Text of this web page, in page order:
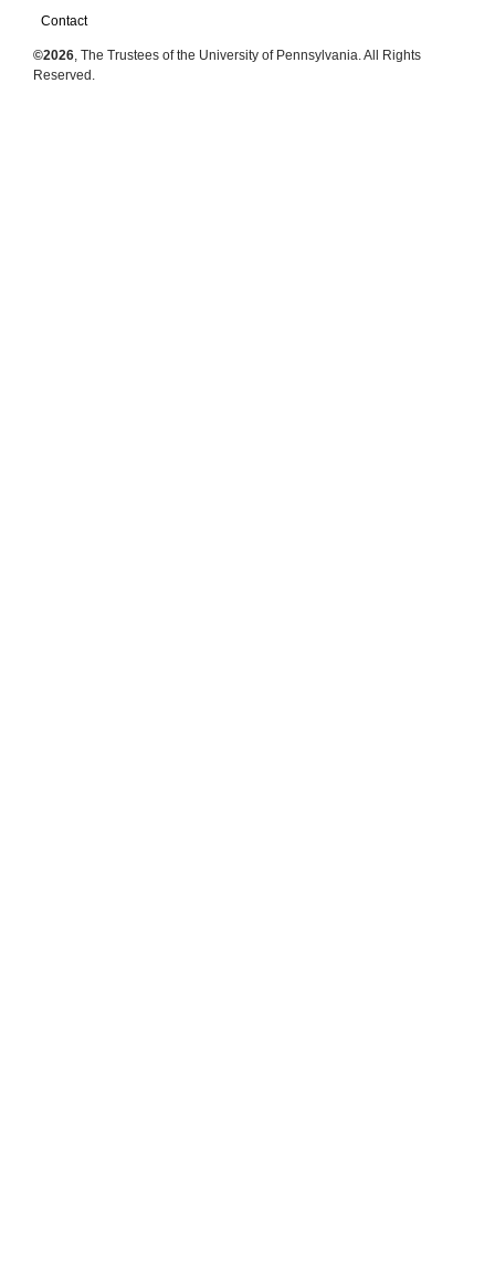
Contact
©2026, The Trustees of the University of Pennsylvania. All Rights
Reserved.